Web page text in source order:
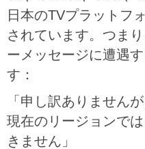
日本のTVプラットフ
されています。つま
ーメッセージに遭遇
す：
「申し訳ありません
現在のリージョンで
きません」